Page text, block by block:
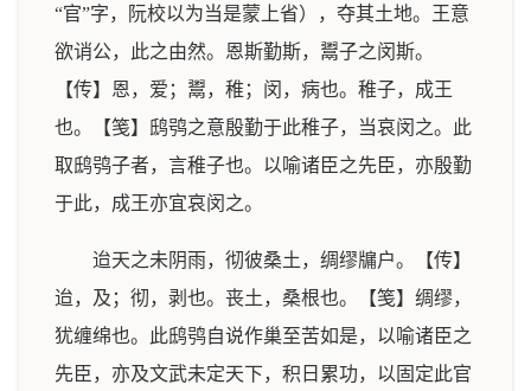
“官”字，阮校以为当是蒙上省），夺其土地。王意
欲诮公，此之由然。恩斯勤斯，鬻子之闵斯。
【传】恩，爱；鬻，稚；闵，病也。稚子，成王
也。【笺】鸱鸮之意殷勤于此稚子，当哀闵之。此
取鸱鸮子者，言稚子也。以喻诸臣之先臣，亦殷勤
于此，成王亦宜哀闵之。
迨天之未阴雨，彻彼桑土，绸缪牖户。【传】
迨，及；彻，剥也。丧土，桑根也。【笺】绸缪，
犹缠绵也。此鸱鸮自说作巢至苦如是，以喻诸臣之
先臣，亦及文武未定天下，积日累功，以固定此官